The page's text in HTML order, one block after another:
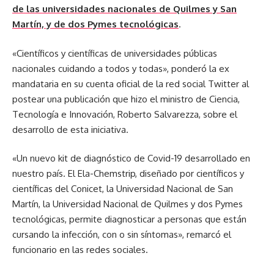
de las universidades nacionales de Quilmes y San
Martín, y de dos Pymes tecnológicas.
«Científicos y científicas de universidades públicas
nacionales cuidando a todos y todas», ponderó la ex
mandataria en su cuenta oficial de la red social Twitter al
postear una publicación que hizo el ministro de Ciencia,
Tecnología e Innovación, Roberto Salvarezza, sobre el
desarrollo de esta iniciativa.
«Un nuevo kit de diagnóstico de Covid-19 desarrollado en
nuestro país. El Ela-Chemstrip, diseñado por científicos y
científicas del Conicet, la Universidad Nacional de San
Martín, la Universidad Nacional de Quilmes y dos Pymes
tecnológicas, permite diagnosticar a personas que están
cursando la infección, con o sin síntomas», remarcó el
funcionario en las redes sociales.